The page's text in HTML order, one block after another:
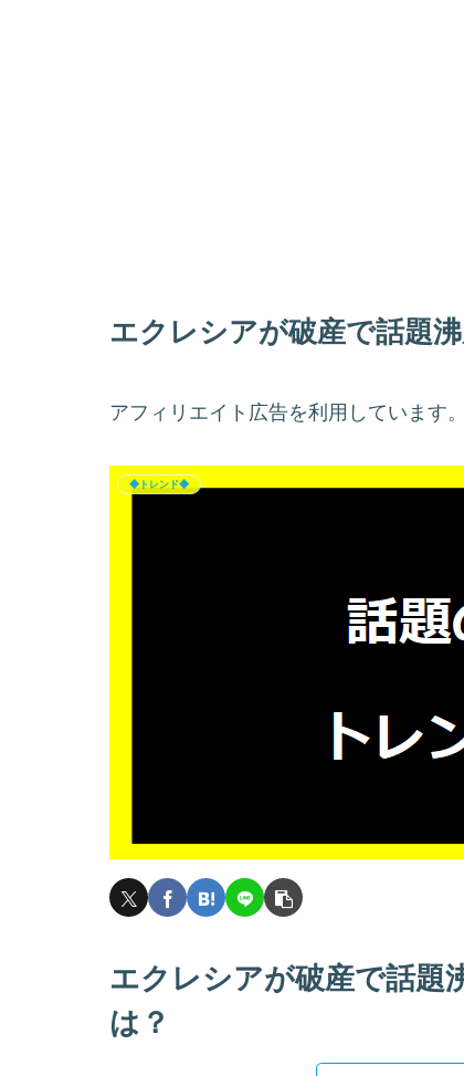
エクレシアが破産で話題
アフィリエイト広告を利用しています。
◆トレンド◆
エクレシアが破産で話題
は？